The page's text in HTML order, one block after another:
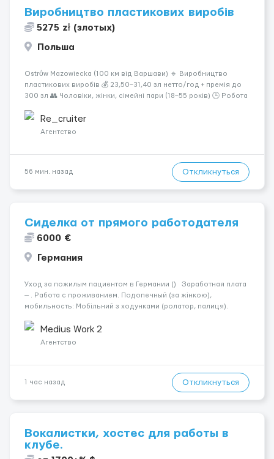
Виробництво пластикових виробів
5275 zł (злотых)
Польша
Ostrów Mazowiecka (100 км від Варшави) 🔹 Виробництво
пластикових виробів 💰 23,50–31,40 зл нетто/год + премія до
300 зл 👥 Чоловіки, жінки, сімейні пари (18–55 років) 🕒 Робота
житло — 400 зл. 📦 Обов...
Re_cruiter
Агентство
56 мин. назад Откликнуться
Сиделка от прямого работодателя
6000 €
Германия
Уход за пожилым пациентом в Германии () Заработная плата
— . Работа с проживанием. Подопечный (за жінкою),
мобильность: Мобільний з ходунками (ролатор, палиця).
Ночью: Спить не прокидаючись. Требования: По...
Medius Work 2
Агентство
1 час назад Откликнуться
Вокалистки, хостес для работы в
клубе.